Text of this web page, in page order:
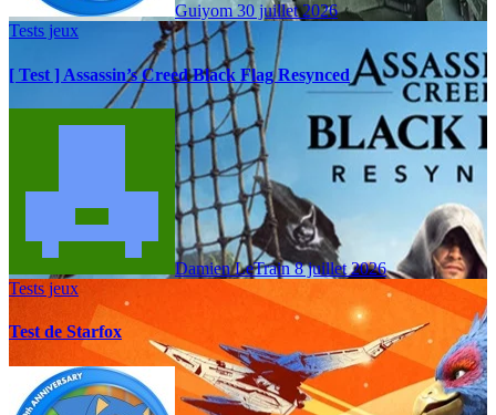
Guiyom30 juillet 2026
Tests jeux
[ Test ] Assassin’s Creed Black Flag Resynced
Damien LeTrain8 juillet 2026
Tests jeux
Test de Starfox